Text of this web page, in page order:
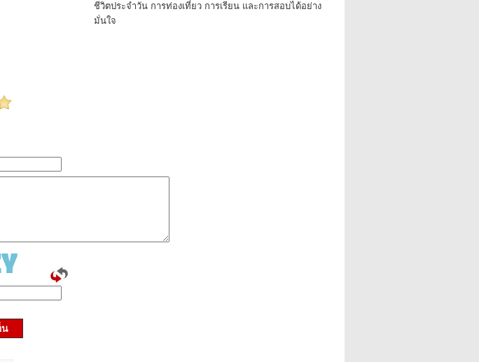
ชีวิตประจำวัน การท่องเที่ยว การเรียน และการสอบได้อย่าง
มั่นใจ
น